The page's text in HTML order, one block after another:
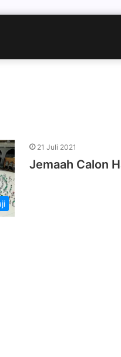
21 Juli 2021
Jemaah Calon